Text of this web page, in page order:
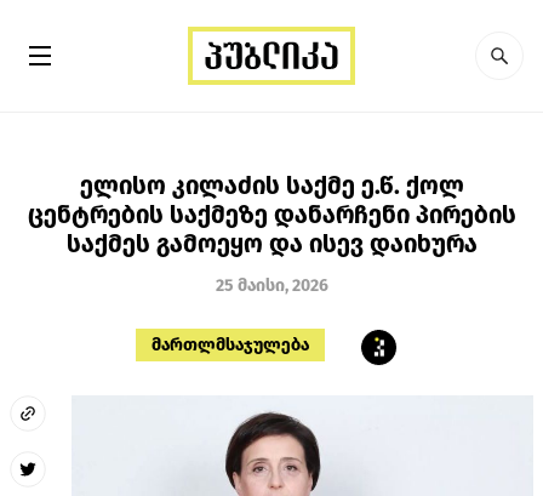
ელისო კილაძის საქმე ე.წ. ქოლ
ცენტრების საქმეზე დანარჩენი პირების
საქმეს გამოეყო და ისევ დაიხურა
25 მაისი, 2026
მართლმსაჯულება